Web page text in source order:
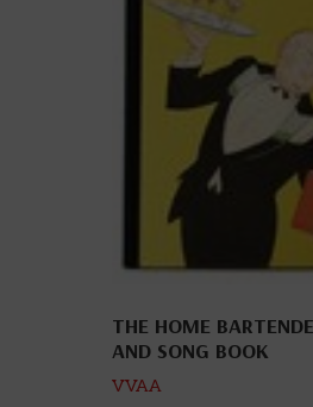
THE HOME
AND SONG BOOK
VVAA